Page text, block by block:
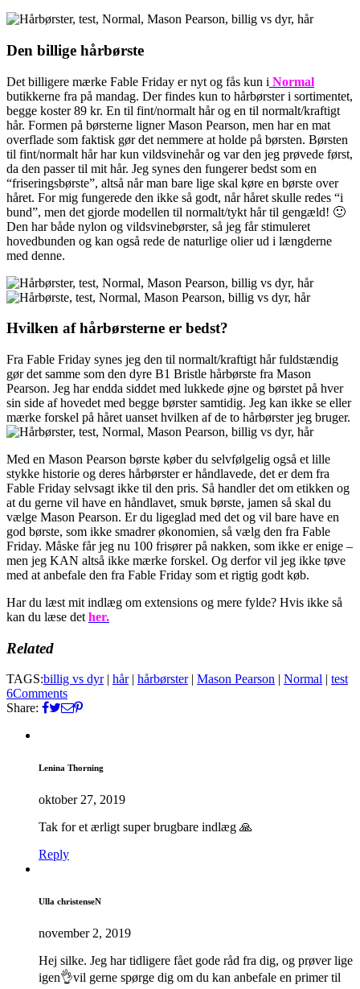
Den billige hårbørste
Det billigere mærke Fable Friday er nyt og fås kun i Normal
butikkerne fra på mandag. Der findes kun to hårbørster i sortimentet,
begge koster 89 kr. En til fint/normalt hår og en til normalt/kraftigt
hår. Formen på børsterne ligner Mason Pearson, men har en mat
overflade som faktisk gør det nemmere at holde på børsten. Børsten
til fint/normalt hår har kun vildsvinehår og var den jeg prøvede først,
da den passer til mit hår. Jeg synes den fungerer bedst som en
“friseringsbørste”, altså når man bare lige skal køre en børste over
håret. For mig fungerede den ikke så godt, når håret skulle redes “i
bund”, men det gjorde modellen til normalt/tykt hår til gengæld! 🙂
Den har både nylon og vildsvinebørster, så jeg får stimuleret
hovedbunden og kan også rede de naturlige olier ud i længderne
med denne.
Hvilken af hårbørsterne er bedst?
Fra Fable Friday synes jeg den til normalt/kraftigt hår fuldstændig
gør det samme som den dyre B1 Bristle hårbørste fra Mason
Pearson. Jeg har endda siddet med lukkede øjne og børstet på hver
sin side af hovedet med begge børster samtidig. Jeg kan ikke se eller
mærke forskel på håret uanset hvilken af de to hårbørster jeg bruger.
Med en Mason Pearson børste køber du selvfølgelig også et lille
stykke historie og deres hårbørster er håndlavede, det er dem fra
Fable Friday selvsagt ikke til den pris. Så handler det om etikken og
at du gerne vil have en håndlavet, smuk børste, jamen så skal du
vælge Mason Pearson. Er du ligeglad med det og vil bare have en
god børste, som ikke smadrer økonomien, så vælg den fra Fable
Friday. Måske får jeg nu 100 frisører på nakken, som ikke er enige –
men jeg KAN altså ikke mærke forskel. Og derfor vil jeg ikke tøve
med at anbefale den fra Fable Friday som et rigtig godt køb.
Har du læst mit indlæg om extensions og mere fylde? Hvis ikke så
kan du læse det her.
Related
TAGS:billig vs dyr| hår| hårbørster| Mason Pearson | Normal | test
6Comments
Share:
Lenina Thorning
oktober 27, 2019
Tak for et ærligt super brugbare indlæg 🙏
Reply
Ulla christenseN
november 2, 2019
Hej silke. Jeg har tidligere fået gode råd fra dig, og prøver lige
igen👌vil gerne spørge dig om du kan anbefale en primer til